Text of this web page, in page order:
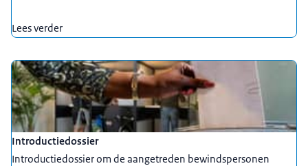
Lees verder
Introductiedossier
Introductiedossier om de aangetreden bewindspersonen